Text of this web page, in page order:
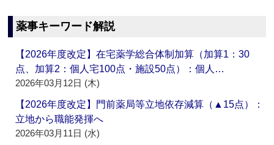
薬事キーワード解説
【2026年度改定】在宅薬学総合体制加算（加算1：30
点、加算2：個人宅100点・施設50点）：個人…
2026年03月12日 (木)
【2026年度改定】門前薬局等立地依存減算（▲15点）：
立地から職能発揮へ
2026年03月11日 (水)